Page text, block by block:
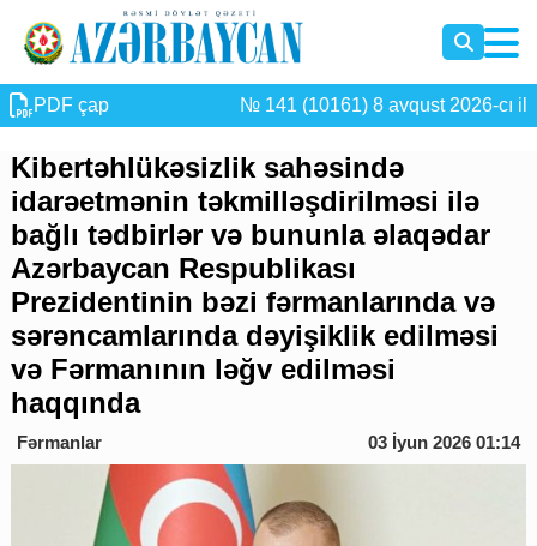
PDF çap № 141 (10161) 8 avqust 2026-cı il
Kibertəhlükəsizlik sahəsində
idarəetmənin təkmilləşdirilməsi ilə
bağlı tədbirlər və bununla əlaqədar
Azərbaycan Respublikası
Prezidentinin bəzi fərmanlarında və
sərəncamlarında dəyişiklik edilməsi
və Fərmanının ləğv edilməsi
haqqında
Fərmanlar 03 İyun 2026 01:14